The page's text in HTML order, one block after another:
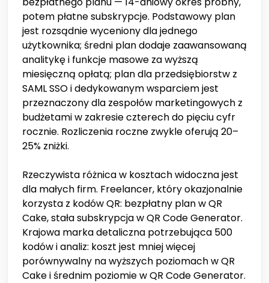
potem płatne subskrypcje. Podstawowy plan
jest rozsądnie wyceniony dla jednego
użytkownika; średni plan dodaje zaawansowaną
analitykę i funkcje masowe za wyższą
miesięczną opłatą; plan dla przedsiębiorstw z
SAML SSO i dedykowanym wsparciem jest
przeznaczony dla zespołów marketingowych z
budżetami w zakresie czterech do pięciu cyfr
rocznie. Rozliczenia roczne zwykle oferują 20–
25% zniżki.
Rzeczywista różnica w kosztach widoczna jest
dla małych firm. Freelancer, który okazjonalnie
korzysta z kodów QR: bezpłatny plan w QR
Cake, stała subskrypcja w QR Code Generator.
Krajowa marka detaliczna potrzebująca 500
kodów i analiz: koszt jest mniej więcej
porównywalny na wyższych poziomach w QR
Cake i średnim poziomie w QR Code Generator.